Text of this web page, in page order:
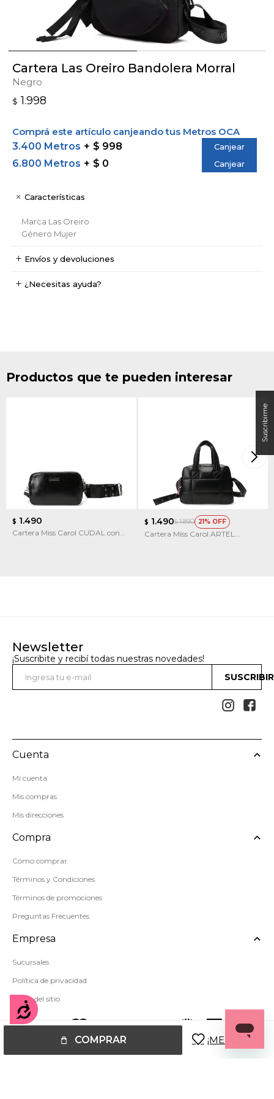
Accesibilidad
Cartera Las Oreiro Bandolera Morral
Negro
$ 1.998
COMPRAR
Comprá este artículo canjeando tus Metros OCA
3.400 Metros
$ 998 Canjear
6.800 Metros $ 0 Canjear
Características
Marca Las Oreiro
Género Mujer
Envíos y devoluciones
¿Necesitas ayuda?
Productos que te pueden interesar
$ 1.490
Cartera Miss Carol CUDAL con
$ 1.490$ 1.890 21
Cartera Miss Carol ARTEL
Newsletter
¡Suscribite y recibí todas nuestras novedades!
 
Cuenta
Mi cuenta
Mis compras
Mis direcciones
Compra
Cómo comprar
Términos y Condiciones
Términos de promociones
Preguntas Frecuentes
Empresa
Sucursales
Política de privacidad
Mapa del sitio